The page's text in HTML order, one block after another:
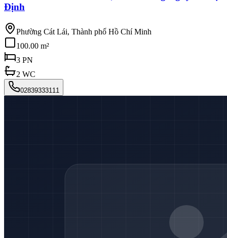
Định
Phường Cát Lái, Thành phố Hồ Chí Minh
100.00 m²
3 PN
2 WC
02839333111